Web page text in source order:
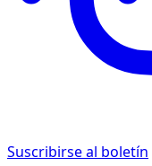
Suscribirse al boletín